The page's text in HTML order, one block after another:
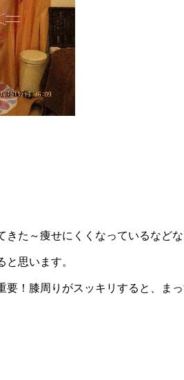
た～痩せにくくなっているなど
思います。
！膝周りがスッキリすると、ま